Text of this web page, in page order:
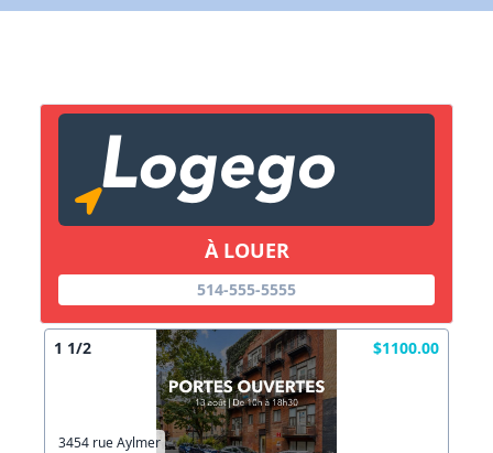
À LOUER
514-555-5555
1 1/2 $1100.00
3454 rue Aylmer
X Fermer
Lien vers inscription (sera inclus dans courriel)
X Fermer Envoyez